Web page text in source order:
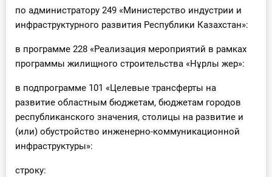
по администратору 249 «Министерство индустрии и
инфраструктурного развития Республики Казахстан»:
в программе 228 «Реализация мероприятий в рамках
программы жилищного строительства «Нұрлы жер»:
в подпрограмме 101 «Целевые трансферты на
развитие областным бюджетам, бюджетам городов
республиканского значения, столицы на развитие и
(или) обустройство инженерно-коммуникационной
инфраструктуры»:
строку: